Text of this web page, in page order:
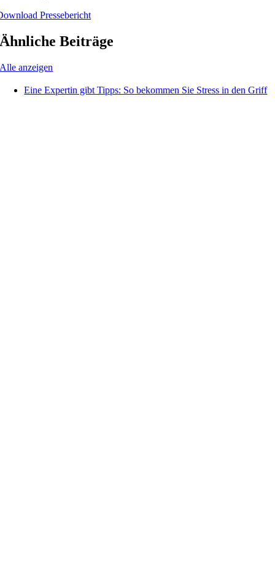
Pressebericht
Ähnliche Beiträge
Alle anzeigen
Eine Expertin gibt Tipps: So bekommen Sie Stress in den Griff